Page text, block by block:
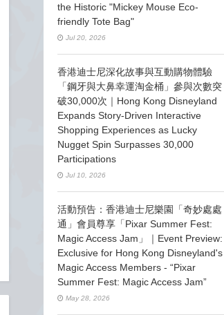
the Historic "Mickey Mouse Eco-
friendly Tote Bag"
Jul 20, 2026
香港迪士尼深化故事與互動購物體驗
「鋼牙與大鼻幸運淘金桶」參與次數突
破30,000次｜Hong Kong Disneyland
Expands Story-Driven Interactive
Shopping Experiences as Lucky
Nugget Spin Surpasses 30,000
Participations
Jul 10, 2026
活動預告：香港迪士尼樂園「奇妙處處
通」會員尊享「Pixar Summer Fest:
Magic Access Jam」｜Event Preview:
Exclusive for Hong Kong Disneyland's
Magic Access Members - “Pixar
Summer Fest: Magic Access Jam”
May 28, 2026